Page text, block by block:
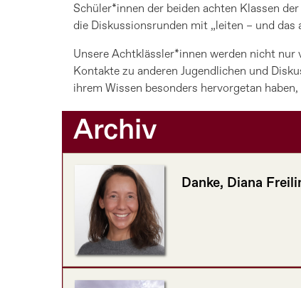
Schüler*innen der beiden achten Klassen
die Diskussionsrunden mit „leiten – und das
Unsere Achtklässler*innen werden nicht
Kontakte zu anderen Jugendlichen und
ihrem Wissen besonders hervorgetan
Archiv
Danke, Diana